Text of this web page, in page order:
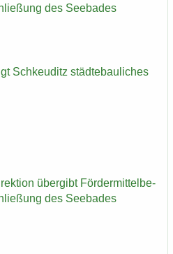
des See­ba­des
Schkeu­ditz städ­te­bau­li­ches
über­gibt För­der­mit­tel­be­
des See­ba­des